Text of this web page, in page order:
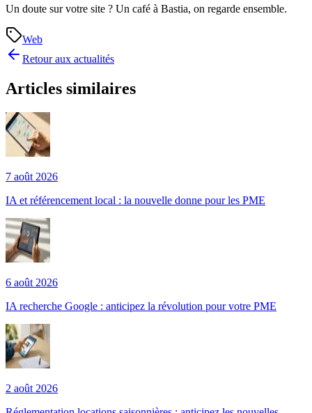
Un doute sur votre site ? Un café à Bastia, on regarde ensemble.
Web
Retour aux actualités
Articles similaires
7 août 2026
IA et référencement local : la nouvelle donne pour les PME
6 août 2026
IA recherche Google : anticipez la révolution pour votre PME
2 août 2026